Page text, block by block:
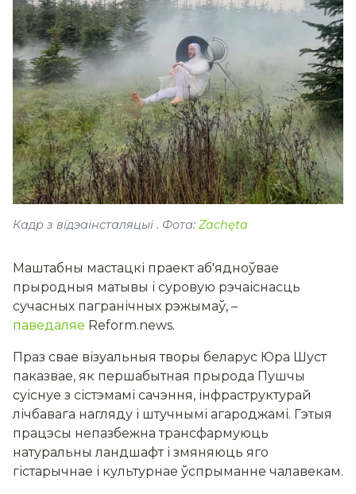
Кадр з відэаінсталяцыі . Фота: Zachęta
Маштабны мастацкі праект аб'ядноўвае
прыродныя матывы і суровую рэчаіснасць
сучасных пагранічных рэжымаў, –
паведаляе Reform.news.
Праз свае візуальныя творы беларус Юра Шуст
паказвае, як першабытная прырода Пушчы
суіснуе з сістэмамі сачэння, інфраструктурай
лічбавага нагляду і штучнымі агароджамі. Гэтыя
працэсы непазбежна трансфармуюць
натуральны ландшафт і змяняюць яго
гістарычнае і культурнае ўспрыманне чалавекам.